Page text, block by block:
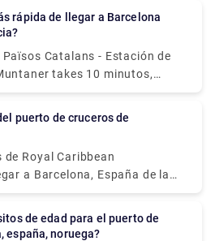
Hay un hotel en el
El hotel se encuentra a
aeropuerto de Girona, lo
un alojamiento limpio y
la noche.
Catalans - Estación de
takes 10 minutos,
and runs every 15 minutos.
from Pl dels Països
Royal Caribbean
a Barcelona, España de la
el aeropuerto
40 minutos): Salga del
españa, noruega?